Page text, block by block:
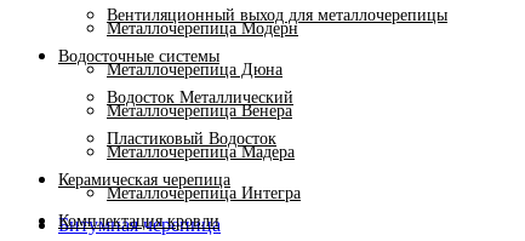
Вентиляционный выход для металлочерепицы
Водосточные системы
Водосток Металлический
Пластиковый Водосток
Керамическая черепица
Комплектация кровли
Металлочерепица Модерн
Металлочерепица Дюна
Металлочерепица Венера
Металлочерепица Мадера
Металлочерепица Интегра
Битумная черепица